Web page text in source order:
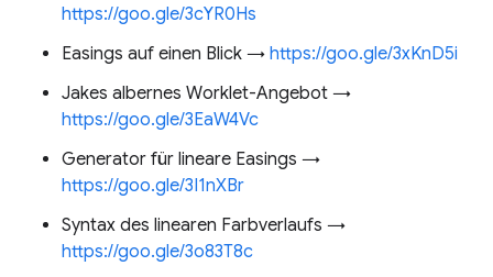
https://goo.gle/3cYR0Hs
Easings auf einen Blick → https://goo.gle/3xKnD5i
Jakes albernes Worklet-Angebot →
https://goo.gle/3EaW4Vc
Generator für lineare Easings →
https://goo.gle/3I1nXBr
Syntax des linearen Farbverlaufs →
https://goo.gle/3o83T8c